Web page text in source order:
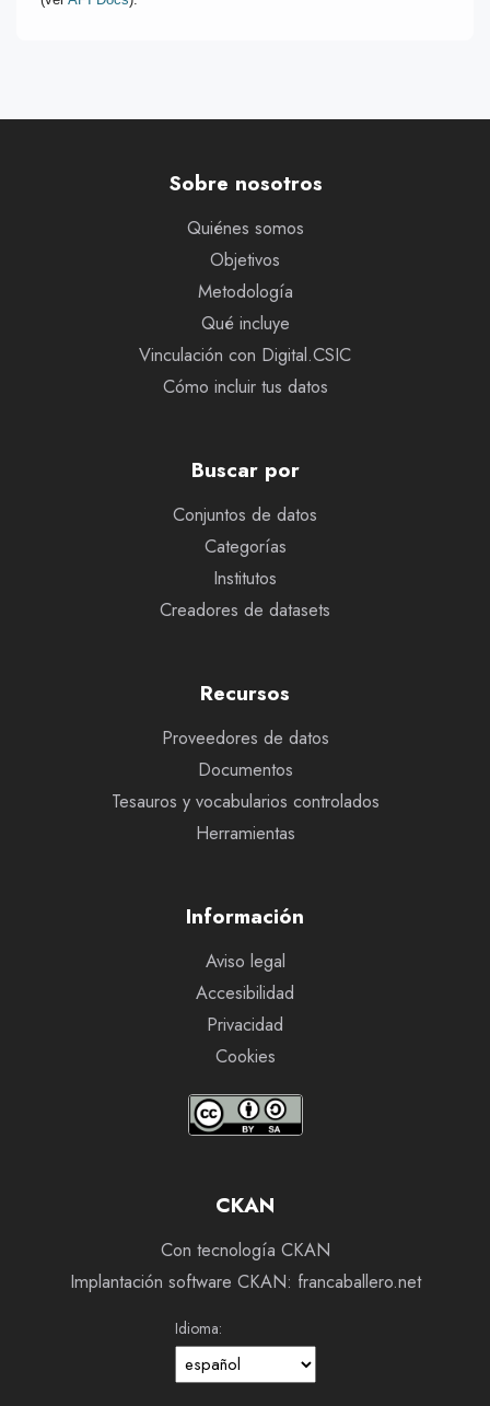
Sobre nosotros
Quiénes somos
Objetivos
Metodología
Qué incluye
Vinculación con Digital.CSIC
Cómo incluir tus datos
Buscar por
Conjuntos de datos
Categorías
Institutos
Creadores de datasets
Recursos
Proveedores de datos
Documentos
Tesauros y vocabularios controlados
Herramientas
Información
Aviso legal
Accesibilidad
Privacidad
Cookies
CKAN
Con tecnología CKAN
Implantación software CKAN: francaballero.net
Idioma